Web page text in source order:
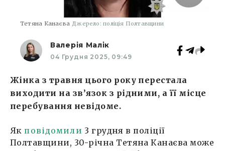
Тетяна Канаєва Джерело: поліція Полтавщини
Валерія Малік
04 Грудня 2025, 09:49
Жінка з травня цього року перестала
виходити на зв’язок з рідними, а її місце
перебування невідоме.
Якповідомили 3 грудня в поліції
Полтавщини, 30-річна Тетяна Канаєва може